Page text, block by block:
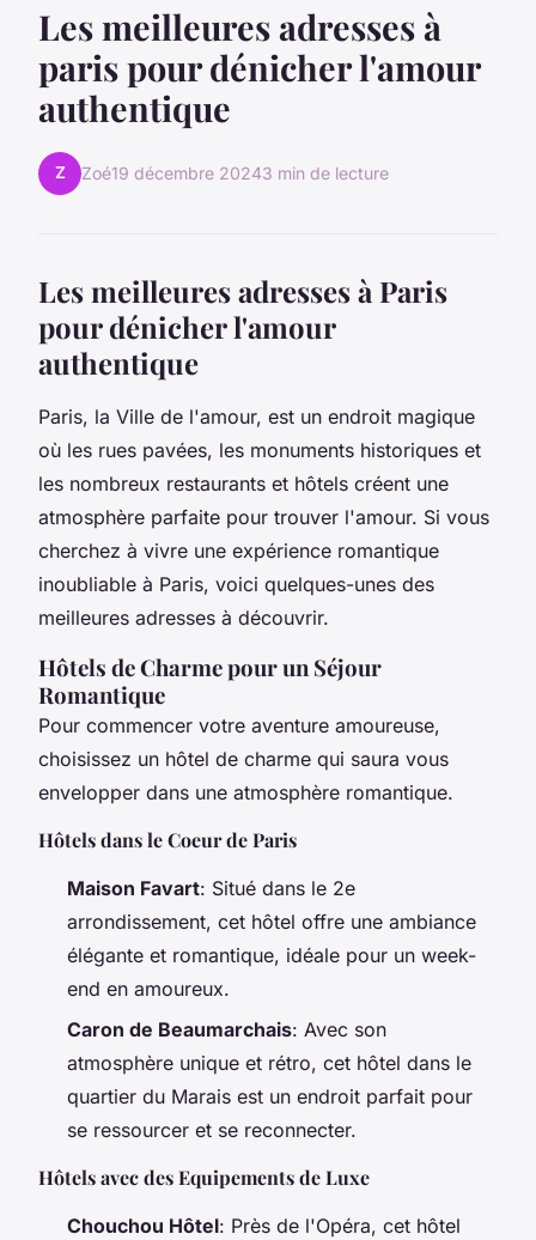
Les meilleures adresses à
paris pour dénicher l'amour
authentique
Z Zoé19 décembre 20243 min de lecture
Les meilleures adresses à Paris
pour dénicher l'amour
authentique
Paris, la Ville de l'amour, est un endroit magique
où les rues pavées, les monuments historiques et
les nombreux restaurants et hôtels créent une
atmosphère parfaite pour trouver l'amour. Si vous
cherchez à vivre une expérience romantique
inoubliable à Paris, voici quelques-unes des
meilleures adresses à découvrir.
Hôtels de Charme pour un Séjour
Romantique
Pour commencer votre aventure amoureuse,
choisissez un hôtel de charme qui saura vous
envelopper dans une atmosphère romantique.
Hôtels dans le Coeur de Paris
Maison Favart: Situé dans le 2e
arrondissement, cet hôtel offre une ambiance
élégante et romantique, idéale pour un week-
end en amoureux.
Caron de Beaumarchais: Avec son
atmosphère unique et rétro, cet hôtel dans le
quartier du Marais est un endroit parfait pour
se ressourcer et se reconnecter.
Hôtels avec des Equipements de Luxe
Chouchou Hôtel: Près de l'Opéra, cet hôtel